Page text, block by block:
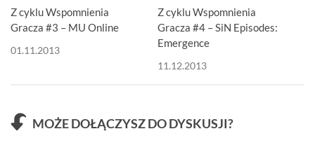
Z cyklu Wspomnienia
Gracza #3 – MU Online
01.11.2013
Z cyklu Wspomnienia
Gracza #4 – SiN Episodes:
Emergence
11.12.2013
MOŻE DOŁĄCZYSZ DO DYSKUSJI?